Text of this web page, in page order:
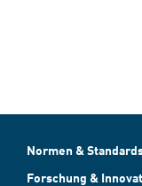
Normen &
Forschung &